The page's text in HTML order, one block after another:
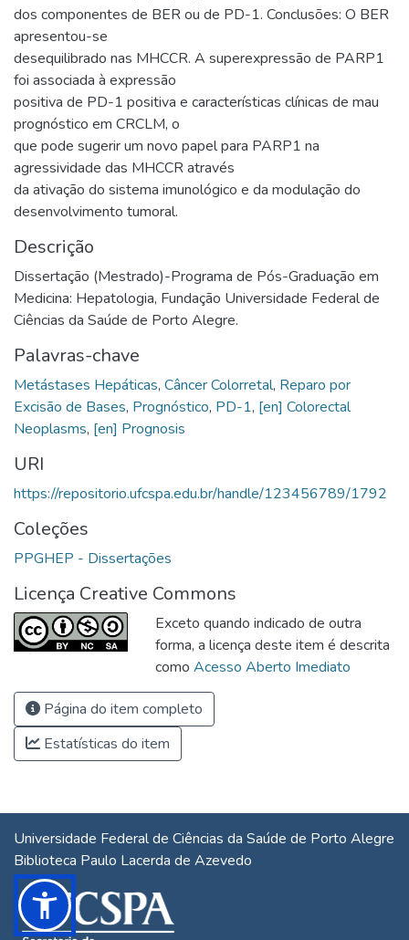
dos componentes de BER ou de PD-1. Conclusões: O BER
apresentou-se
desequilibrado nas MHCCR. A superexpressão de PARP1
foi associada à expressão
positiva de PD-1 positiva e características clínicas de mau
prognóstico em CRCLM, o
que pode sugerir um novo papel para PARP1 na
agressividade das MHCCR através
da ativação do sistema imunológico e da modulação do
desenvolvimento tumoral.
Descrição
Dissertação (Mestrado)-Programa de Pós-Graduação em
Medicina: Hepatologia, Fundação Universidade Federal de
Ciências da Saúde de Porto Alegre.
Palavras-chave
Metástases Hepáticas, Câncer Colorretal, Reparo por
Excisão de Bases, Prognóstico, PD-1, [en] Colorectal
Neoplasms, [en] Prognosis
URI
https://repositorio.ufcspa.edu.br/handle/123456789/1792
Coleções
PPGHEP - Dissertações
Licença Creative Commons
Exceto quando indicado de outra
forma, a licença deste item é descrita
como Acesso Aberto Imediato
Página do item completo
Estatísticas do item
Universidade Federal de Ciências da Saúde de Porto Alegre
Biblioteca Paulo Lacerda de Azevedo